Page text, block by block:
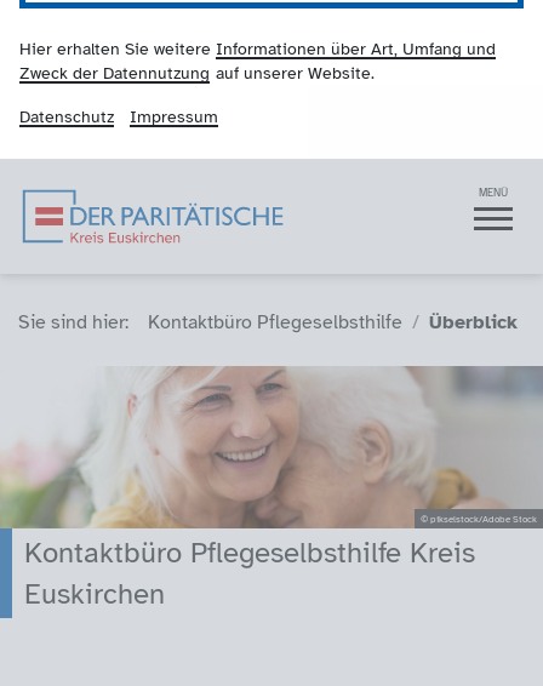
Hier erhalten Sie weitere Informationen über Art, Umfang und
Zweck der Datennutzung auf unserer Website.
Datenschutz Impressum
Der Paritätische
Navigation MENÜ
Sie sind hier (Breadcrumb)
Sie sind hier: Kontaktbüro Pflegeselbsthilfe Überblick
© pikselstock/Adobe Stock
Kontaktbüro Pflegeselbsthilfe Kreis
Euskirchen